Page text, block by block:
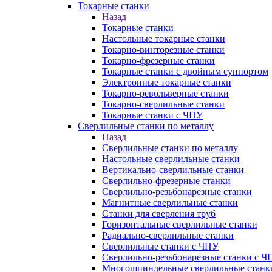
Токарные станки
Назад
Токарные станки
Настольные токарные станки
Токарно-винторезные станки
Токарно-фрезерные станки
Токарные станки с двойным суппортом
Электронные токарные станки
Токарно-револьверные станки
Токарно-сверлильные станки
Токарные станки с ЧПУ
Сверлильные станки по металлу
Назад
Сверлильные станки по металлу
Настольные сверлильные станки
Вертикально-сверлильные станки
Сверлильно-фрезерные станки
Сверлильно-резьбонарезные станки
Магнитные сверлильные станки
Станки для сверления труб
Горизонтальные сверлильные станки
Радиально-сверлильные станки
Сверлильные станки с ЧПУ
Сверлильно-резьбонарезные станки с
Многошпиндельные сверлильные